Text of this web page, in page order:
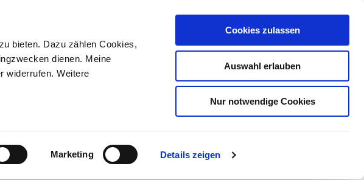
bieten. Dazu zählen Cookies,
dienen. Meine
widerrufen. Weitere
Marketing Details zeigen
Cookies zulassen
Auswahl erlauben
Nur notwendige Cookies
Sitemap
BESCHWERDE de en
MEDIENKOMPETENZ